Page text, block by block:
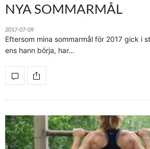
NYA SOMMARMÅL
2017-07-09
Eftersom mina sommarmål för 2017 gick i
ens hann börja, har…